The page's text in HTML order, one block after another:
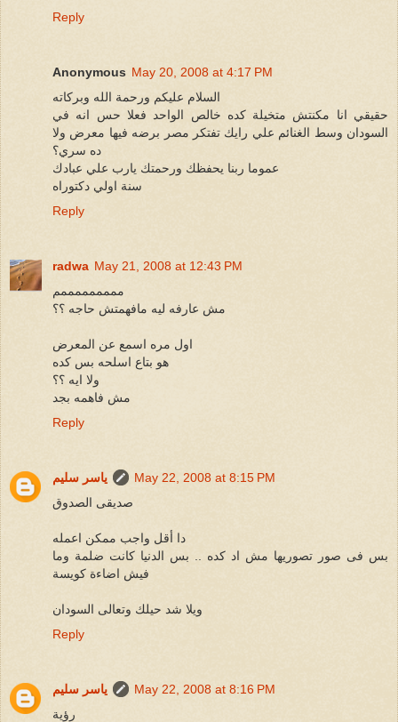
Reply
Anonymous May 20, 2008 at 4:17 PM
السلام عليكم ورحمة الله وبركاته
حقيقي انا مكنتش متخيلة كده خالص الواحد فعلا حس انه في
السودان وسط الغنائم علي رايك تفتكر مصر برضه فيها معرض ولا
ده سري؟
عموما ربنا يحفظك ورحمتك يارب علي عبادك
سنة اولي دكتوراه
Reply
radwa May 21, 2008 at 12:43 PM
مممممممممم
مش عارفه ليه مافهمتش حاجه ؟؟
اول مره اسمع عن المعرض
هو بتاع اسلحه بس كده
ولا ايه ؟؟
مش فاهمه بجد
Reply
ياسر سليم
May 22, 2008 at 8:15 PM
صديقى الصدوق
دا أقل واجب ممكن اعمله
بس فى صور تصوريها مش اد كده .. بس الدنيا كانت ضلمة وما
فيش اضاءة كويسة
ويلا شد حيلك وتعالى السودان
Reply
ياسر سليم
May 22, 2008 at 8:16 PM
رؤية